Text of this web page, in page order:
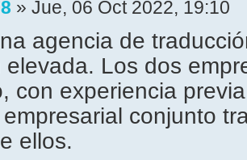
» Jue, 06 Oct 2022, 19:10
agencia de
elevada. Los dos
con experiencia
conjunto
ellos.